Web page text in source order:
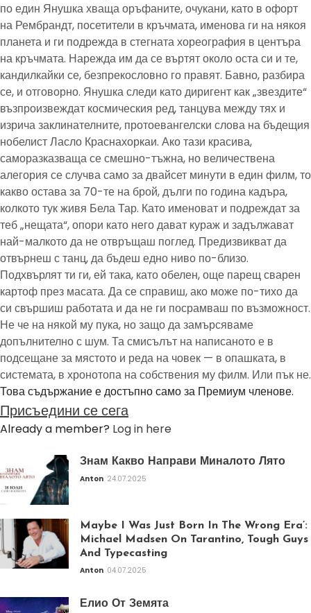
по един Янушка хваща оръфаните, очукани, като в офорт
на Рембрандт, посетители в кръчмата, именова ги на някоя
планета и ги подрежда в стегната хореография в центъра
на кръчмата. Нарежда им да се въртят около оста си и те,
кандилкайки се, безпрекословно го правят. Бавно, разбира
се, и отговорно. Янушка следи като диригент как „звездите“
възпроизвеждат космическия ред, танцува между тях и
изрича заклинателните, протоевангелски слова на бъдещия
нобелист Ласло Краснахоркаи. Ако тази красива,
саморазказваща се смешно-тъжна, но величествена
алегория се случва само за двайсет минути в един филм, то
какво остава за 70-те на брой, дълги по година кадъра,
колкото тук живя Бела Тар. Като именоват и подреждат за
теб „нещата“, опори като него дават кураж и задължават
най-малкото да не отвръщаш поглед. Предизвикват да
отвърнеш с танц, да бъдеш едно ниво по-близо.
Подхвърлят ти ги, ей така, като обелен, още парещ сварен
картоф през масата. Да се справиш, ако може по-тихо да
си свършиш работата и да не ги посрамваш по възможност.
Не че на някой му пука, но защо да замърсяваме
допълнително с шум. Та смисълът на написаното е в
подсещане за мястото и реда на човек — в опашката, в
системата, в хронотопа на собствения му филм. Или пък не.
Това съдържание е достъпно само за Премиум членове.
Присъедини се сега
Already a member? Log in here
Знам Какво Направи Миналото Лято
Anton 24.07.2025
Maybe I Was Just Born In The Wrong Era’:
Michael Madsen On Tarantino, Tough Guys
And Typecasting
Anton 04.07.2025
Елио От Земята